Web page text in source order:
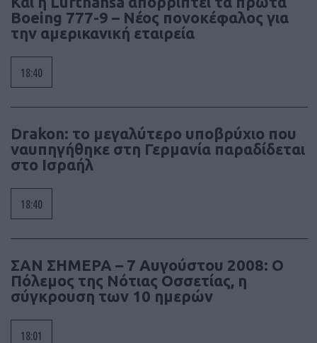
Boeing 777-9 – Νέος πονοκέφαλος για
την αμερικανική εταιρεία
18:40
Drakon: το μεγαλύτερο υποβρύχιο που
ναυπηγήθηκε στη Γερμανία παραδίδεται
στο Ισραήλ
18:40
ΣΑΝ ΣΗΜΕΡΑ – 7 Αυγούστου 2008: Ο
Πόλεμος της Νότιας Οσσετίας, η
σύγκρουση των 10 ημερών
18:01